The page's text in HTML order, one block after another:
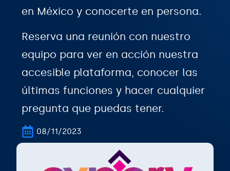
en México y conocerte en persona.
Reserva una reunión con nuestro
equipo para ver en acción nuestra
accesible plataforma, conocer las
últimas funciones y hacer cualquier
pregunta que puedas tener.
08/11/2023